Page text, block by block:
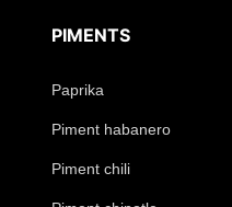
PIMENTS
Paprika
Piment habanero
Piment chili